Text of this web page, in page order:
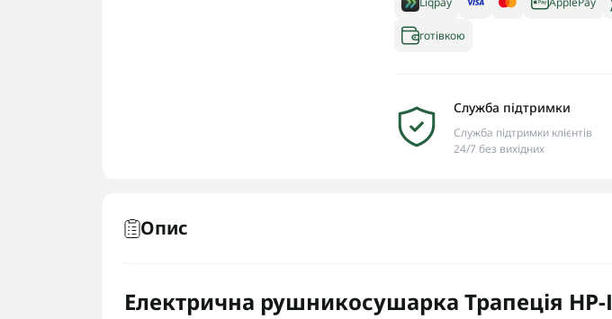
готівкою
Служба підтримки
Служба підтримки клієнтів
24/7 без вихідних
Опис
Електрична рушникосушарка Трапеція НР-І